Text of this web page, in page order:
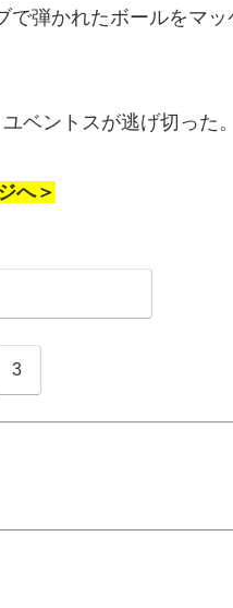
弾かれたボールをマ
ベントスが逃げ切った。
へ＞
3